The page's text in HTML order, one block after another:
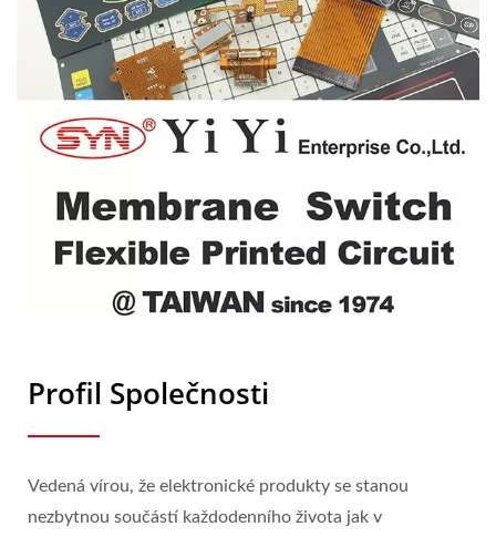
Profil Společnosti
Vedená vírou, že elektronické produkty se stanou
nezbytnou součástí každodenního života jak v